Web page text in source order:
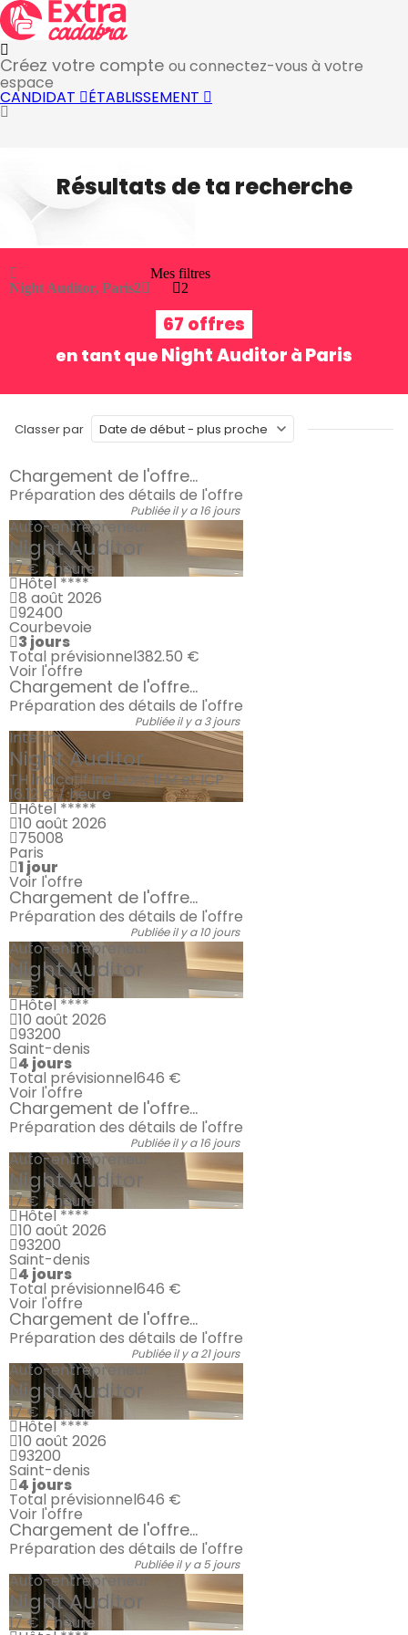
Créez votre compte ou connectez-vous à votre
espace
CANDIDAT ÉTABLISSEMENT
Résultats de ta recherche
Night Auditor, Paris2
Mes filtres
2
67 offres
en tant que Night Auditor à Paris
Classer par
Chargement de l'offre...
Préparation des détails de l'offre
Publiée il y a 16 jours
Auto-entrepreneur
Night Auditor
17 € / heure
Hôtel ****
8 août 2026
92400
Courbevoie
3 jours
Total prévisionnel382.50 €
Voir l'offre
Chargement de l'offre...
Préparation des détails de l'offre
Publiée il y a 3 jours
Intérim
Night Auditor
TH indicatif incluant IFM et ICP
16.12 € / heure
Hôtel *****
10 août 2026
75008
Paris
1 jour
Voir l'offre
Chargement de l'offre...
Préparation des détails de l'offre
Publiée il y a 10 jours
Auto-entrepreneur
Night Auditor
17 € / heure
Hôtel ****
10 août 2026
93200
Saint-denis
4 jours
Total prévisionnel646 €
Voir l'offre
Chargement de l'offre...
Préparation des détails de l'offre
Publiée il y a 16 jours
Auto-entrepreneur
Night Auditor
17 € / heure
Hôtel ****
10 août 2026
93200
Saint-denis
4 jours
Total prévisionnel646 €
Voir l'offre
Chargement de l'offre...
Préparation des détails de l'offre
Publiée il y a 21 jours
Auto-entrepreneur
Night Auditor
17 € / heure
Hôtel ****
10 août 2026
93200
Saint-denis
4 jours
Total prévisionnel646 €
Voir l'offre
Chargement de l'offre...
Préparation des détails de l'offre
Publiée il y a 5 jours
Auto-entrepreneur
Night Auditor
17 € / heure